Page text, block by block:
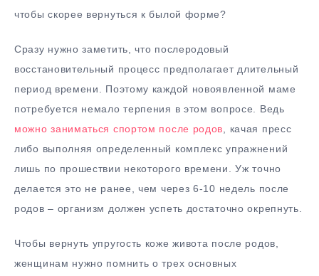
чтобы скорее вернуться к былой форме?
Сразу нужно заметить, что послеродовый
восстановительный процесс предполагает длительный
период времени. Поэтому каждой новоявленной маме
потребуется немало терпения в этом вопросе. Ведь
можно заниматься спортом после родов , качая пресс
либо выполняя определенный комплекс упражнений
лишь по прошествии некоторого времени. Уж точно
делается это не ранее, чем через 6-10 недель после
родов – организм должен успеть достаточно окрепнуть.
Чтобы вернуть упругость коже живота после родов,
женщинам нужно помнить о трех основных